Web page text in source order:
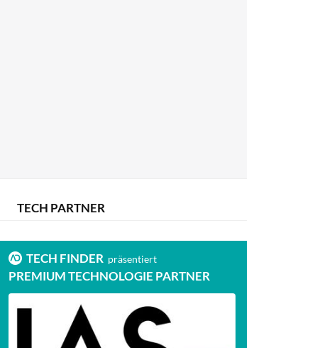
TECH PARTNER
TECH FINDER präsentiert
PREMIUM TECHNOLOGIE PARTNER